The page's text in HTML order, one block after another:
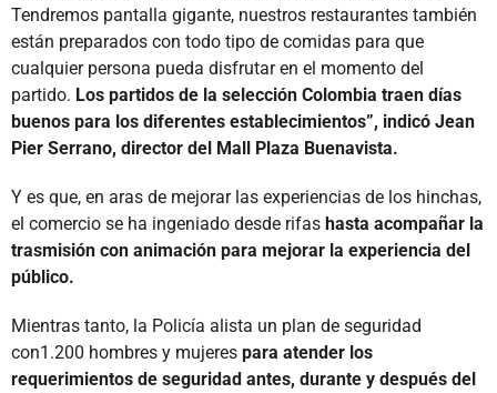
Tendremos pantalla gigante, nuestros restaurantes también
están preparados con todo tipo de comidas para que
cualquier persona pueda disfrutar en el momento del
partido. Los partidos de la selección Colombia traen días
buenos para los diferentes establecimientos”, indicó Jean
Pier Serrano, director del Mall Plaza Buenavista.
Y es que, en aras de mejorar las experiencias de los hinchas,
el comercio se ha ingeniado desde rifas hasta acompañar la
trasmisión con animación para mejorar la experiencia del
público.
Mientras tanto, la Policía alista un plan de seguridad
con1.200 hombres y mujeres para atender los
requerimientos de seguridad antes, durante y después del